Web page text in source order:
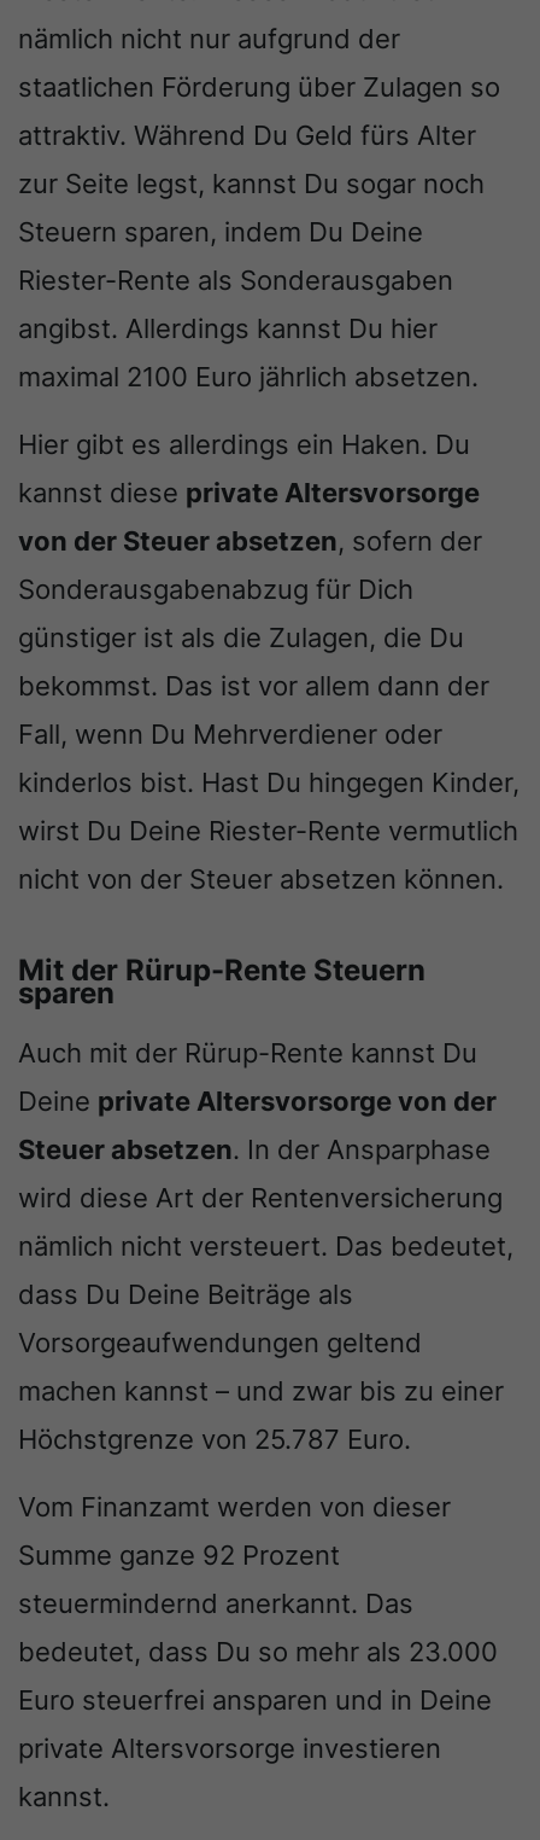
nämlich nicht nur aufgrund der
staatlichen Förderung über Zulagen so
attraktiv. Während Du Geld fürs Alter
zur Seite legst, kannst Du sogar noch
Steuern sparen, indem Du Deine
Riester-Rente als Sonderausgaben
angibst. Allerdings kannst Du hier
maximal 2100 Euro jährlich absetzen.
Hier gibt es allerdings ein Haken. Du
kannst diese private Altersvorsorge
von der Steuer absetzen, sofern der
Sonderausgabenabzug für Dich
günstiger ist als die Zulagen, die Du
bekommst. Das ist vor allem dann der
Fall, wenn Du Mehrverdiener oder
kinderlos bist. Hast Du hingegen Kinder,
wirst Du Deine Riester-Rente vermutlich
nicht von der Steuer absetzen können.
Mit der Rürup-Rente Steuern
sparen
Auch mit der Rürup-Rente kannst Du
Deine private Altersvorsorge von der
Steuer absetzen. In der Ansparphase
wird diese Art der Rentenversicherung
nämlich nicht versteuert. Das bedeutet,
dass Du Deine Beiträge als
Vorsorgeaufwendungen geltend
machen kannst – und zwar bis zu einer
Höchstgrenze von 25.787 Euro.
Vom Finanzamt werden von dieser
Summe ganze 92 Prozent
steuermindernd anerkannt. Das
bedeutet, dass Du so mehr als 23.000
Euro steuerfrei ansparen und in Deine
private Altersvorsorge investieren
kannst.